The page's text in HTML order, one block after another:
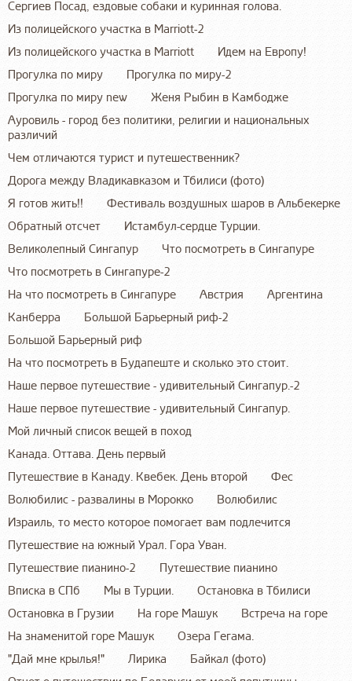
Сергиев Посад, ездовые собаки и куринная голова.
Из полицейского участка в Marriott-2
Из полицейского участка в Marriott
Идем на Европу!
Прогулка по миру
Прогулка по миру-2
Прогулка по миру new
Женя Рыбин в Камбодже
Ауровиль - город без политики, религии и национальных
различий
Чем отличаются турист и путешественник?
Дорога между Владикавказом и Тбилиси (фото)
Я готов жить!!
Фестиваль воздушных шаров в Альбекерке
Обратный отсчет
Истамбул-сердце Турции.
Великолепный Сингапур
Что посмотреть в Сингапуре
Что посмотреть в Сингапуре-2
На что посмотреть в Сингапуре
Австрия
Аргентина
Канберра
Большой Барьерный риф-2
Большой Барьерный риф
На что посмотреть в Будапеште и сколько это стоит.
Наше первое путешествие - удивительный Сингапур.-2
Наше первое путешествие - удивительный Сингапур.
Мой личный список вещей в поход
Канада. Оттава. День первый
Путешествие в Канаду. Квебек. День второй
Фес
Волюбилис - развалины в Морокко
Волюбилис
Израиль, то место которое помогает вам подлечится
Путешествие на южный Урал. Гора Уван.
Путешествие пианино-2
Путешествие пианино
Вписка в СПб
Мы в Турции.
Остановка в Тбилиси
Остановка в Грузии
На горе Машук
Встреча на горе
На знаменитой горе Машук
Озера Гегама.
"Дай мне крылья!"
Лирика
Байкал (фото)